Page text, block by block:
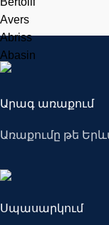
Avers
Abriss
Abasin
Արագ առաքում
Առաքումը թե
Սպասարկում